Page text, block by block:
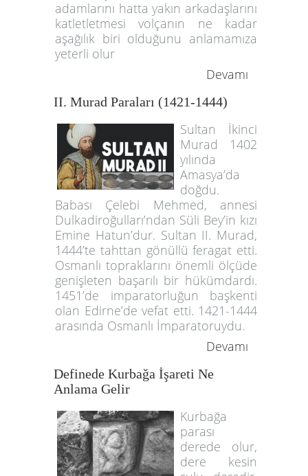
adamlarını hatta yakın arkadaşlarını
katletletmesi volçanın ne kadar
aşağılık biri olduğunu anlamamıza
yeterli olur
Devamı
II. Murad Paraları (1421-1444)
Sultan İkinci
Murad 1402
yılında
Amasya’da
doğdu.
Babası Çelebi Mehmed, annesi
Dulkadiroğulları’ndan Süli Bey’in kızı
Emine Hatun’dur. Sultan II. Murad,
1444’te tahttan gönüllü feragat etti.
Osmanlı topraklarını önemli ölçüde
genişleten başarılı bir hükümdardı.
1451’de imparatorluğun başkenti
olan Edirne’de vefat etti. 1421-1444
arasında Osmanlı İmparatoruydu.
Devamı
Definede Kurbağa İşareti Ne
Anlama Gelir
Kurbağa
parası
derede olur,
dere kesin